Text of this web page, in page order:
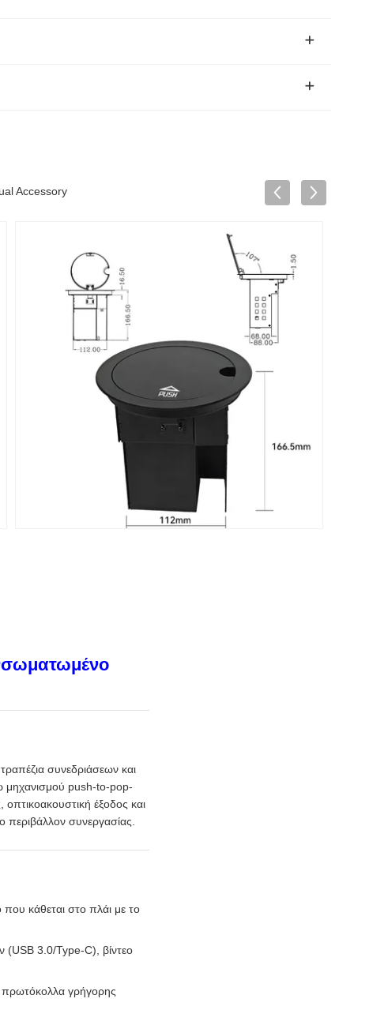
Accessory
συνεδριάσεων και
μηχανισμού push-to-pop-
έξοδος και
συνεργασίας.
κάθεται στο πλάι με το
(USB 3.0/Type-C), βίντεο
πρωτόκολλα γρήγορης